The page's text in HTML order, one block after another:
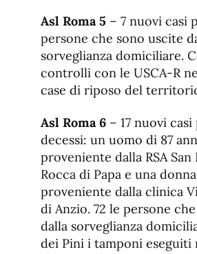
Asl Roma 5 – 7 nuovi casi
persone che sono uscite
sorveglianza domiciliare.
controlli con le USCA-R
case di riposo del
Asl Roma 6 – 17 nuovi
decessi: un uomo di 87
proveniente dalla RSA San
Rocca di Papa e una
proveniente dalla clinica
di Anzio. 72 le persone
dalla sorveglianza
dei Pini i tamponi eseguiti